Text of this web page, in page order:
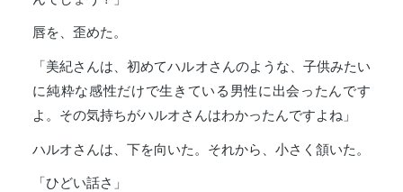
唇を、歪めた。
「美紀さんは、初めてハルオさんのような、子供みたい
に純粋な感性だけで生きている男性に出会ったんです
よ。その気持ちがハルオさんはわかったんですよね」
ハルオさんは、下を向いた。それから、小さく頷いた。
「ひどい話さ」